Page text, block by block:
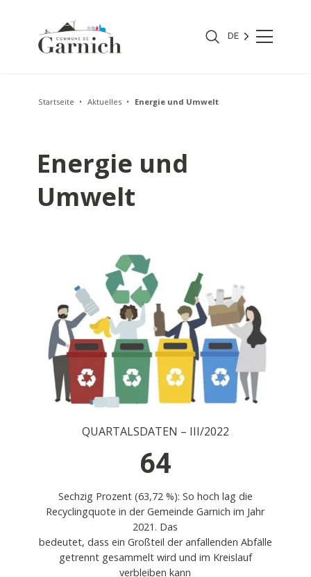
DE
Startseite Aktuelles Energie und Umwelt
Energie und
Umwelt
QUARTALSDATEN – III/2022
64
Sechzig Prozent (63,72 %): So hoch lag die
Recyclingquote in der Gemeinde Garnich im Jahr
2021. Das
bedeutet, dass ein Großteil der anfallenden Abfälle
getrennt gesammelt wird und im Kreislauf
verbleiben kann